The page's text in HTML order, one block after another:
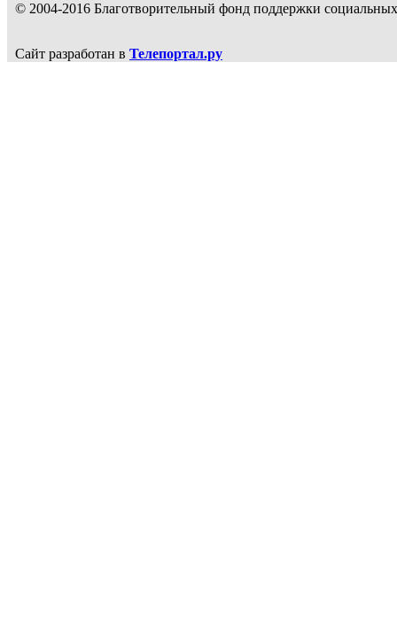
© 2004-2016 Благотворительный фонд поддержки
Сайт разработан в Телепортал.ру